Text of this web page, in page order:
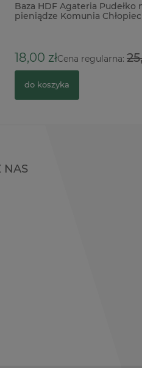
Baza HDF Agateria Pudełko
pieniądze Komunia
18,00 złCena regularna:
do koszyka
NAS